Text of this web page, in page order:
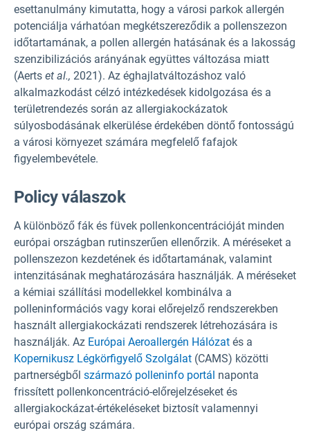
esettanulmány kimutatta, hogy a városi parkok allergén
potenciálja várhatóan megkétszereződik a pollenszezon
időtartamának, a pollen allergén hatásának és a lakosság
szenzibilizációs arányának együttes változása miatt
(Aerts et al., 2021). Az éghajlatváltozáshoz való
alkalmazkodást célzó intézkedések kidolgozása és a
területrendezés során az allergiakockázatok
súlyosbodásának elkerülése érdekében döntő fontosságú
a városi környezet számára megfelelő fafajok
figyelembevétele.
Policy válaszok
A különböző fák és füvek pollenkoncentrációját minden
európai országban rutinszerűen ellenőrzik. A méréseket a
pollenszezon kezdetének és időtartamának, valamint
intenzitásának meghatározására használják. A méréseket
a kémiai szállítási modellekkel kombinálva a
polleninformációs vagy korai előrejelző rendszerekben
használt allergiakockázati rendszerek létrehozására is
használják. Az Európai Aeroallergén Hálózat és a
Kopernikusz Légkörfigyelő Szolgálat (CAMS) közötti
partnerségből származó polleninfo portál naponta
frissített pollenkoncentráció-előrejelzéseket és
allergiakockázat-értékeléseket biztosít valamennyi
európai ország számára.